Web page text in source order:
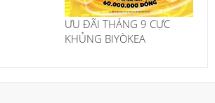
ƯU ĐÃI THÁNG 9 CỰC
KHỦNG BIYÒKEA